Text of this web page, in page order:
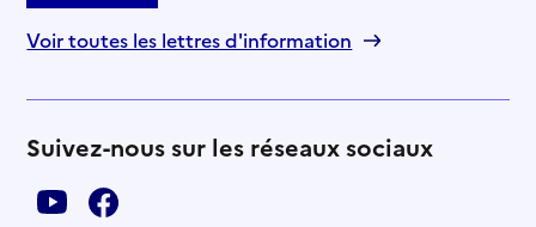
Voir toutes les lettres d'information
Suivez-nous sur les réseaux sociaux